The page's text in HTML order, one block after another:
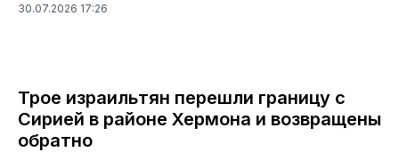
30.07.2026 17:26
Трое израильтян перешли границу с
Сирией в районе Хермона и возвращены
обратно